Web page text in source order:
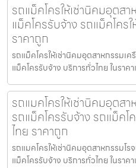
รถแม็คโครให้เช่านิคมอุต
แม็คโครรับจ้าง รถแม็คโคร
ราคาถูก
รถแม็คโครให้เช่านิคมอุตสาหกรรมเ
แม็คโครรับจ้าง บริการทั่วไทย ในรา
รถแมคโครให้เช่านิคมอุตส
รถแม็คโครรับจ้าง รถแม็ค
ไทย ราคาถูก
รถแมคโครให้เช่านิคมอุตสาหกรรมโร
แม็คโครรับจ้าง บริการทั่วไทย ในรา